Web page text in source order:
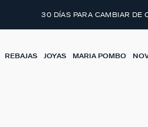
30 DÍAS PARA CAMBIAR DE
REBAJAS JOYAS MARIA POMBO